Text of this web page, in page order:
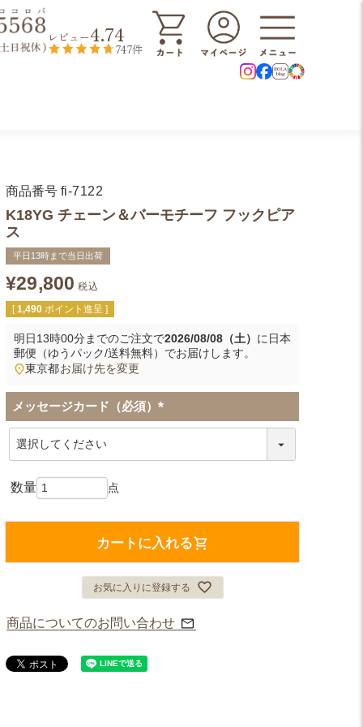
レビュー4.74
747件
商品番号 fi-7122
K18YG チェーン＆バーモチーフ フックピア
ス
平日13時まで当日出荷
¥29,800 税込
[ 1,490 ポイント進呈 ]
明日13時00分までのご注文で2026/08/08（土） に 日本
郵便（ゆうパック/送料無料） でお届けします。
東京都お届け先を変更
メッセージカード（必須）
(
カートに入れる
お気に入りに登録する
商品についてのお問い合わせ